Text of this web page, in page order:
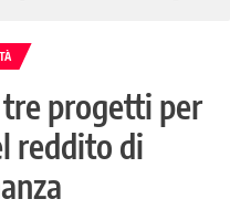
progetti per
reddito di